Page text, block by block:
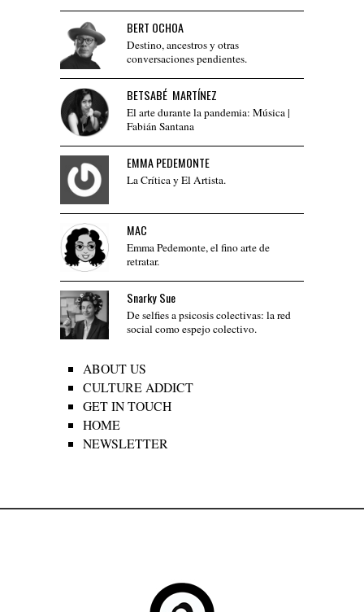
BERT OCHOA
Destino, ancestros y otras
conversaciones pendientes.
BETSABÉ MARTÍNEZ
El arte durante la pandemia: Música |
Fabián Santana
EMMA PEDEMONTE
La Crítica y El Artista.
MAC
Emma Pedemonte, el fino arte de
retratar.
Snarky Sue
De selfies a psicosis colectivas: la red
social como espejo colectivo.
ABOUT US
CULTURE ADDICT
GET IN TOUCH
HOME
NEWSLETTER